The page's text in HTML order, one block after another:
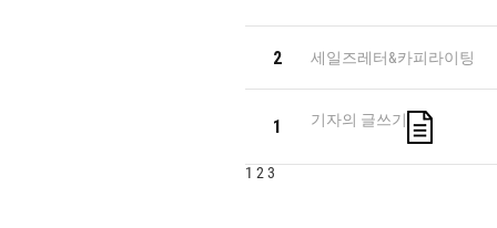
2 세일즈레터&카피라이팅
1 기자의 글쓰기
1 2 3